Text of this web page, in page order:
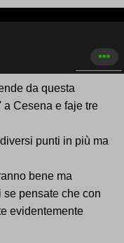
da questa
a Cesena e faje tre
punti in più ma
bene ma
pensate che con
evidentemente